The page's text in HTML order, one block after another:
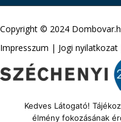
Copyright © 2024
Impresszum | Jogi nyilatkozat
Kedves Látogató!
élmény fokozásának